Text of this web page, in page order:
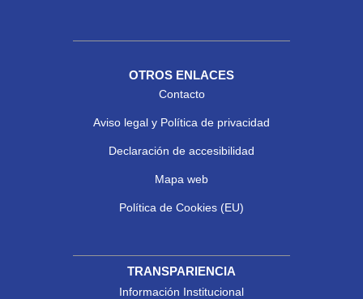
OTROS ENLACES
Contacto
Aviso legal y Política de privacidad
Declaración de accesibilidad
Mapa web
Política de Cookies (EU)
TRANSPARIENCIA
Información Institucional